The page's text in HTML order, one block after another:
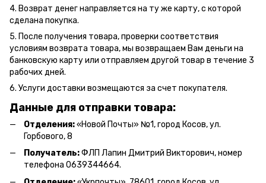
4. Возврат денег направляется на ту же карту, с которой
сделана покупка.
5. После получения товара, проверки соответствия
условиям возврата товара, мы возвращаем Вам деньги на
банковскую карту или отправляем другой товар в течение 3
рабочих дней.
6. Услуги доставки возмещаются за счет покупателя.
Данные для отправки товара:
Отделения:«Новой Почты» №1, город Косов,ул.
Горбового, 8
Получатель:ФЛП Лапин Дмитрий Викторович, номер
телефона 0639344664.